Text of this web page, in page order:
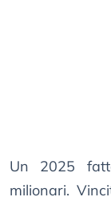
Un 2025
milionari.